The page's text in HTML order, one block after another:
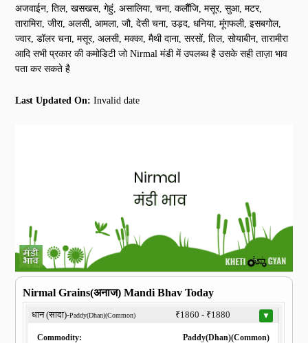
अजवाईन, तिल, खसखस, गेहुं, असालिया, चना, कलौैंजि, मसूर, सुआ, मटर,
तारामिरा, जीरा, अलसी, आमला, जौ, देसी चना, उड़द, धनिया, मूंगफली, इसबगोल,
ज्वार, डॉलर चना, मसूर, अलसी, मक्का, मैथी दाना, सरसों, तिल, सोयाबीन, तारामीरा
आदि सभी प्रकार की कमोडिटी जो Nirmal मंडी में उपलब्ध है उसके सही ताज़ा भाव
पता कर सकते है
Last Updated On:Invalid date
Nirmal Grains(अनाज) Mandi Bhav Today
धान (सादा)-Paddy(Dhan)(Common) ₹1860 - ₹1880 ▼
Commodity: Paddy(Dhan)(Common)